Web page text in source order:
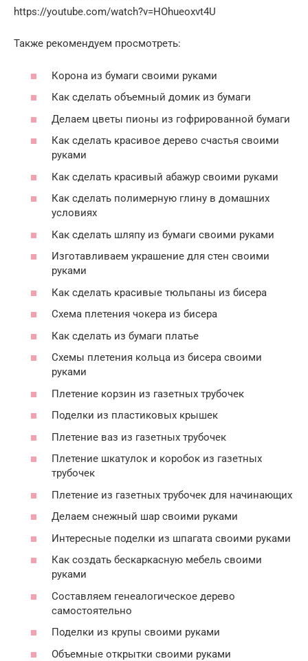
https://youtube.com/watch?v=HOhueoxvt4U
Также рекомендуем просмотреть:
Корона из бумаги своими руками
Как сделать объемный домик из бумаги
Делаем цветы пионы из гофрированной бумаги
Как сделать красивое дерево счастья своими
руками
Как сделать красивый абажур своими руками
Как сделать полимерную глину в домашних
условиях
Как сделать шляпу из бумаги своими руками
Изготавливаем украшение для стен своими
руками
Как сделать красивые тюльпаны из бисера
Схема плетения чокера из бисера
Как сделать из бумаги платье
Схемы плетения кольца из бисера своими
руками
Плетение корзин из газетных трубочек
Поделки из пластиковых крышек
Плетение ваз из газетных трубочек
Плетение шкатулок и коробок из газетных
трубочек
Плетение из газетных трубочек для начинающих
Делаем снежный шар своими руками
Интересные поделки из шпагата своими руками
Как создать бескаркасную мебель своими
руками
Составляем генеалогическое дерево
самостоятельно
Поделки из крупы своими руками
Объемные открытки своими руками